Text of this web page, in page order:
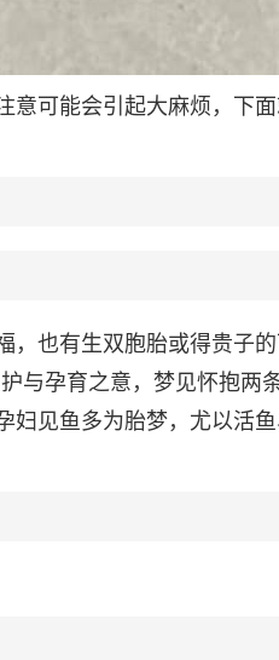
意可能会引起大麻烦，下
，也有生双胞胎或得贵子
与孕育之意，梦见怀抱两
妇见鱼多为胎梦，尤以活